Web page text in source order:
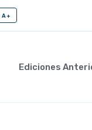
A+
Ediciones